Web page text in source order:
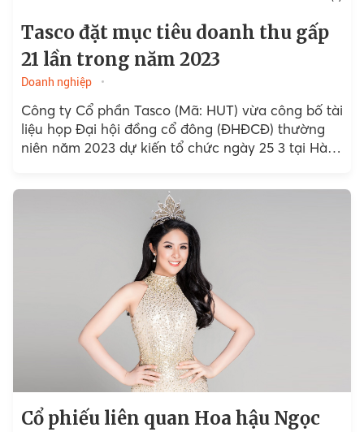
Tasco đặt mục tiêu doanh thu gấp
21 lần trong năm 2023
Doanh nghiệp
Công ty Cổ phần Tasco (Mã: HUT) vừa công bố tài
liệu họp Đại hội đồng cổ đông (ĐHĐCĐ) thường
niên năm 2023 dự kiến tổ chức ngày 25 3 tại Hà
gần 21 lần và lợi nhuận gấp hơn 4 lần.
Cổ phiếu liên quan Hoa hậu Ngọc